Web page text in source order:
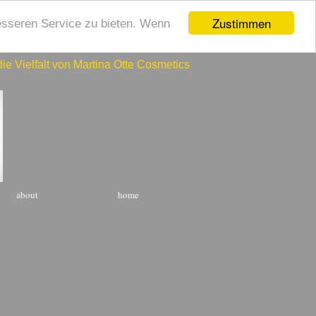
Zustimmen
Service zu bieten. Wenn
von Martina Otte Cosmetics®
about home